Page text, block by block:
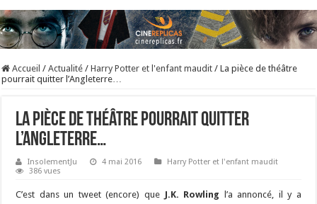
Accueil / Actualité / Harry Potter et l'enfant maudit / La pièce de théâtre
pourrait quitter l’Angleterre…
La pièce de théâtre pourrait quitter
l’Angleterre…
InsolementJu 4 mai 2016
Harry Potter et l'enfant maudit
386 vues
C’est dans un tweet (encore) que J.K. Rowling l’a annoncé, il y a